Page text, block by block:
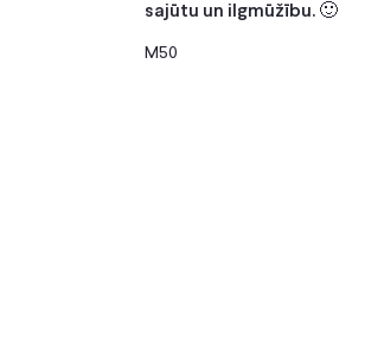
sajūtu un ilgmūžību. 🙂
M50